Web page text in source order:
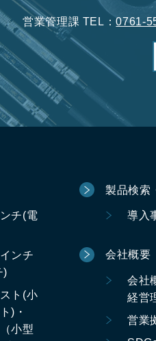
営業管理課 TEL：0761-
チ(電
ンチ
)
ト(小
)・
小型
製品検索
導入
会社概要
会社
経営
営業